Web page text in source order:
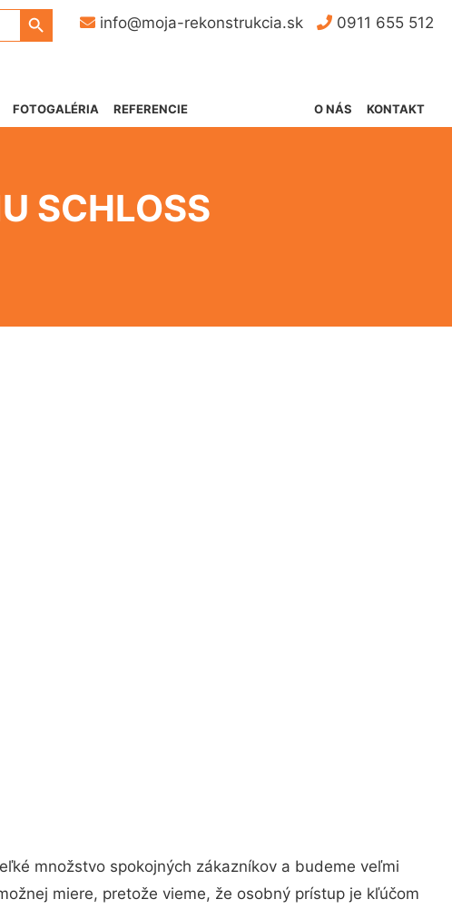
info@moja-rekonstrukcia.sk 0911 655 512
Search Button
FOTOGALÉRIA REFERENCIE KONTAKT
O NÁS
SCHLOSS
množstvo spokojných zákazníkov a budeme veľmi
miere, pretože vieme, že osobný prístup je kľúčom